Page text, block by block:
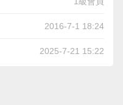
2016-7-1 18:24
2025-7-21 15:22